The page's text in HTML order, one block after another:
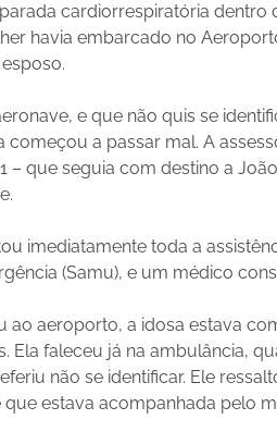
cardiorrespiratória dentro
havia embarcado no
e que não quis se
a passar mal. A
que seguia com destino a
imediatamente toda a
(Samu), e um médico
aeroporto, a idosa estava
Ela faleceu já na ambulância,
não se identificar. Ele
estava acompanhada pelo